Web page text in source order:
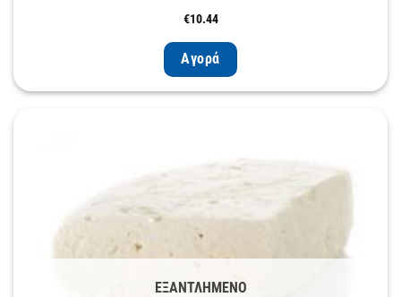
€10.44
Αγορά
ΕΞΑΝΤΛΗΜΈΝΟ